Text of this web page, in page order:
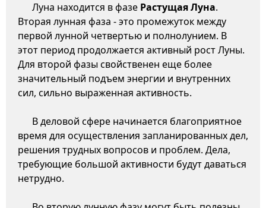
Луна находится в фазе Растущая Луна.
Вторая лунная фаза - это промежуток между
первой лунной четвертью и полнолунием. В
этот период продолжается активный рост Луны.
Для второй фазы свойственен еще более
значительный подъем энергии и внутренних
сил, сильно выраженная активность.
В деловой сфере начинается благоприятное
время для осуществления запланированных дел,
решения трудных вопросов и проблем. Дела,
требующие большой активности будут даваться
нетрудно.